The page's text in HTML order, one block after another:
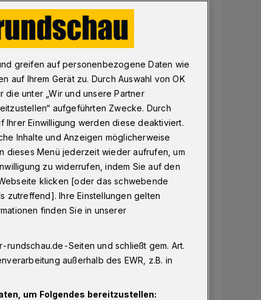
Der Brücken-Testfall
dass
Küllenhahn oder
greifen auf personenbezogene Daten wie
auf Ihrem Gerät zu. Durch Auswahl von OK
unter „Wir und unsere Partner
aufgeführten Zwecke. Durch
Ihrer Einwilligung werden diese deaktiviert.
Inhalte und Anzeigen möglicherweise
dieses Menü jederzeit wieder aufrufen, um
zu widerrufen, indem Sie auf den
klicken [oder das schwebende
zutreffend]. Ihre Einstellungen gelten
finden Sie in unserer
rundschau.de-Seiten und schließt gem. Art.
außerhalb des EWR, z.B. in
um Folgendes bereitzustellen: